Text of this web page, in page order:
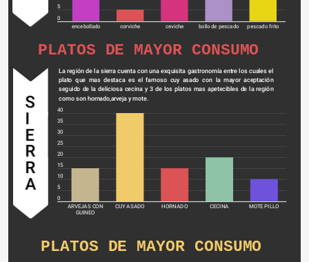
5
0
encebollado corviche ceviche bollo de pescado pescado frito
PLATOS DE MAYOR CONSUMO
La región de la sierra cuenta con una exquisita gastronomía entre los cuales el
plato que mas destaca es el famoso cuy asado con la mayor aceptación
seguido de la deliciosa cecina y 3 de los platos mas apetecibles de la región
como son hornado,arveja y mote.
S
I
E
R
R
A
40
35
30
25
20
15
10
5
0
ARVEJAS CON
GUINEO
CUY ASADO HORNADO CECINA MOTE PILLO
PLATOS DE MAYOR CONSUMO